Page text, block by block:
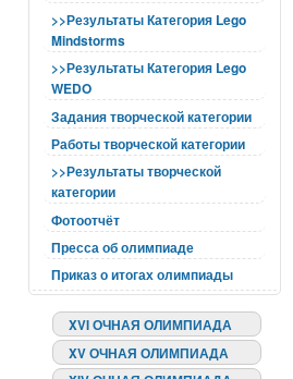
>>Результаты Категория Lego
Mindstorms
>>Результаты Категория Lego
WEDO
Задания творческой категории
Работы творческой категории
>>Результаты творческой
категории
Фотоотчёт
Пресса об олимпиаде
Приказ о итогах олимпиады
XVI ОЧНАЯ ОЛИМПИАДА
XV ОЧНАЯ ОЛИМПИАДА